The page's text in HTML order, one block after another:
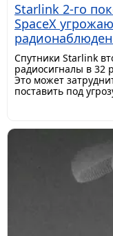
Starlink 2-го
SpaceX
Спутники Starlink
радиосигналы в 32
Это может
поставить под